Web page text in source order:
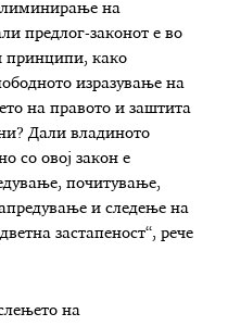
на
предлог-законот е во
принципи, како
изразување на
на правото и заштита
Дали владиното
со овој закон е
почитување,
и следење на
застапеност“, рече
на